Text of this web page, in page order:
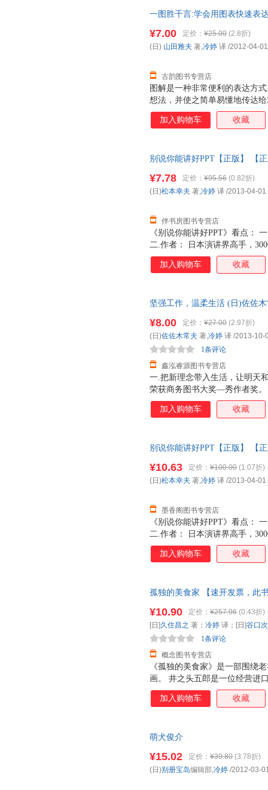
你能感受到对待生活的多样心
亲身经历中总结了的与人相处
作氛围，让团队中的每个人都
一图胜千言:学会用图表快速表
图解是一种非常便利的表达方
想法，并使之简单易懂地传达
使用图形来帮助分析的话，就
够给我们展现出视觉效果的东
及企划书，可以使对方对于你
己的思路发展下去。
¥7.00 定价： ¥25.00 (2.8折)
古韵图书专营店
(日) 山田雅夫 著,冷婷 译 /2012-04-01
加入购物车 收藏
别说你能讲好PPT【正版】 【
《别说你能讲好PPT》看点：
二.作者： 日本演讲界高手，
所有“讲好”PPT的方法，与乔
合图形，文字，奉献给中国读
暖暖移动的方式表示，还会用
程，懂得了“黑屏”的好处，乔
总喜欢毫无征兆关掉幻灯片。
¥7.78 定价： ¥95.56 (0.82折)
伴书房图书专营店
(日)松本幸夫 著,冷婷 译 /2013-04-01
加入购物车 收藏
坚强工作，温柔生活 (日)佐佐
一.把新理念带入生活，让明天
荣获商务图书大奖—秀作者奖
读者建立而来新的生活方式和
何在生活和工作中，把坚强和
你能感受到对待生活的多样心
亲身经历中总结了的与人相处
作氛围，让团队中的每个人都
¥8.00 定价： ¥27.00 (2.97折)
鑫泓睿源图书专营店
1条评论
(日)佐佐木常夫 著,冷婷 译 /2013-10-
加入购物车 收藏
别说你能讲好PPT【正版】 【
《别说你能讲好PPT》看点：
二.作者： 日本演讲界高手，
所有“讲好”PPT的方法，与乔
合图形，文字，奉献给中国读
暖暖移动的方式表示，还会用
程，懂得了“黑屏”的好处，乔
总喜欢毫无征兆关掉幻灯片。
¥10.63 定价： ¥100.00 (1.07折)
墨香阁图书专营店
(日)松本幸夫 著,冷婷 译 /2013-04-01
加入购物车 收藏
孤独的美食家 【速开发票，此
《孤独的美食家》是一部围绕
画。 井之头五郎是一位经营进
信仰的老饕，在去各地做生意
所在。在“吃饭皇帝大”信条的
用餐时的心理特征，这种极大
纸上。 有意思的是，书中饭店
确实具有特色或口味突出，而
¥10.90 定价： ¥257.96 (0.43折)
概念图书专营店
1条评论
[日]久住昌之 著； 冷婷 译；[日]谷口
加入购物车 收藏
萌犬俊介
¥15.02 定价： ¥39.80 (3.78折)
(日)别册宝岛编辑部,冷婷 /2012-03-